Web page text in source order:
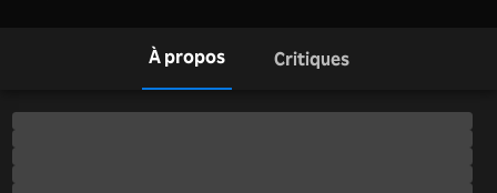
À propos Critiques